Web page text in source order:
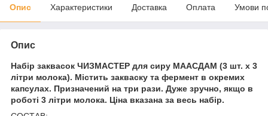
Опис Характеристики Доставка Оплата Умови
Опис
Набір заквасок ЧИЗМАСТЕР для сиру МААСДАМ (3 шт. х 3
літри молока). Містить закваску та фермент в окремих
капсулах. Призначений на три рази. Дуже зручно, якщо в
роботі 3 літри молока. Ціна вказана за весь набір.